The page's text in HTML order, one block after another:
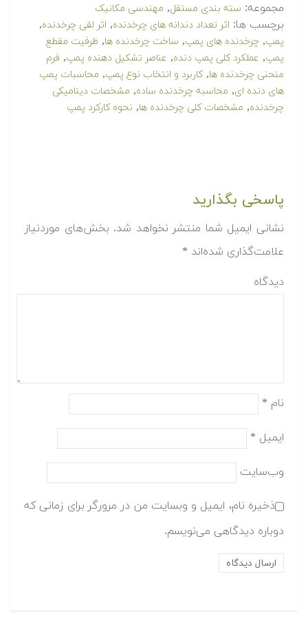
مجموعه: سته بندی مستقل, مهندسی مکانیک
برچسب ها: اثر تعداد دندانه های چرخدنده, اثر لقی چرخدنده,
پمپ, چرخدنده های پمپ, ساخت چرخدنده ها, ظرفیت مقطع
پمپ, عملکرد کلی پمپ دنده, عناصر تشکیل دهنده پمپ, فرم
منحنی چرخدنده ها,کاربرد و انتخاب نوع پمپ, محاسبات پمپ
های دنده ای, محاسبه چرخدنده ساده, مشخصات دینامیکی
چرخدنده, مشخصات کلی چرخدنده ها, نحوه کارکرد پمپ
پاسخی بگذارید
نشانی ایمیل شما منتشر نخواهد شد. بخش‌های موردنیاز
علامت‌گذاری شده‌اند *
دیدگاه
نام *
ایمیل *
وب‌سایت
ذخیره نام، ایمیل و وبسایت من در مرورگر برای زمانی که
دوباره دیدگاهی می‌نویسم.